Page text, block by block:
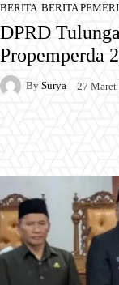
BERITA BERITA
DPRD
Propemperda
By Surya 27 Maret